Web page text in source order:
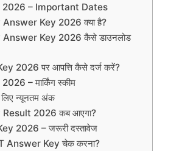
2026 – Important Dates
Key 2026 क्या है?
Key 2026 कैसे डाउनलोड
2026 पर आपत्ति कैसे दर्ज करें?
– मार्किंग स्कीम
न्यूनतम अंक
2026 कब आएगा?
2026 – जरूरी दस्तावेज
Answer Key चेक करना?